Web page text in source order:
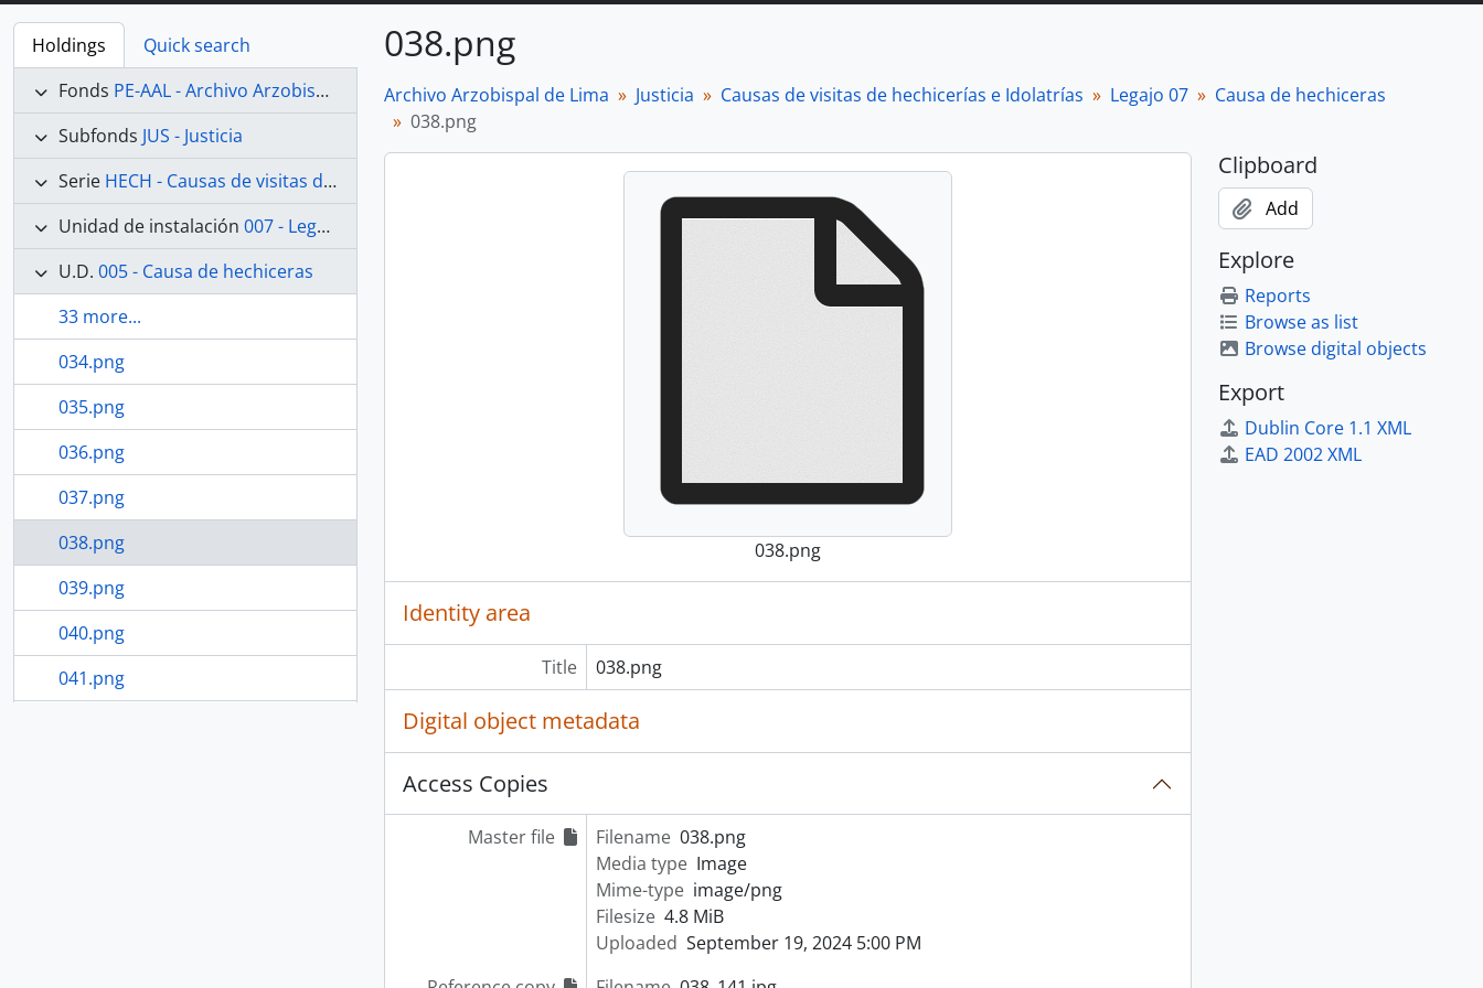
Holdings
Quick search
Fonds PE-AAL - Archivo Arzobispal de Lima
Subfonds JUS - Justicia
Serie HECH - Causas de visitas de hechicerías e Idolatrías
Unidad de instalación 007 - Legajo 07
U.D. 005 - Causa de hechiceras
33 more...
034.png
035.png
036.png
037.png
038.png
039.png
040.png
041.png
038.png
Archivo Arzobispal de Lima Justicia Causas de visitas de hechicerías e Idolatrías Legajo 07
Causa de hechiceras
038.png
038.png
Identity area
Title 038.png
Digital object metadata
Access Copies
Master file Filename 038.png
Media type Image
Mime-type image/png
Filesize 4.8 MiB
Uploaded September 19, 2024 5:00 PM
Clipboard
Add
Explore
Reports
Browse as list
Browse digital objects
Export
Dublin Core 1.1 XML
EAD 2002 XML